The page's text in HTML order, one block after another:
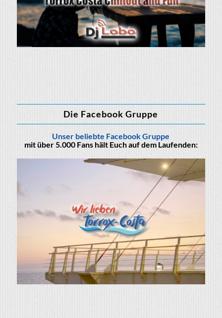
Die Facebook Gruppe
Unser beliebte Facebook Gruppe
mit über 5.000 Fans hält Euch auf dem Laufenden: